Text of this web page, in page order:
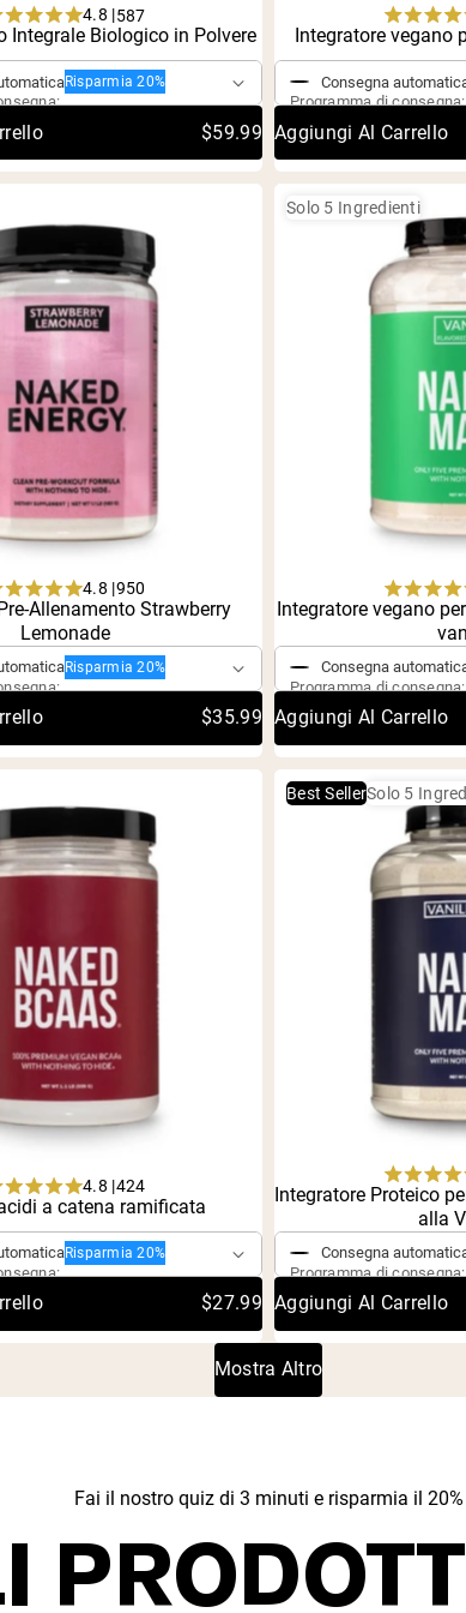
Rated
4.8
of
5
stars
4.8 |587
Integrale Biologico in Polvere
Risparmia 20%
$59.99
of
5
stars
Integratore vegano
Acquisto singolo
Consegna
Programma di consegna:
Aggiungi Al Carrello
Rated
4.8
out
of
5
4.8 |950
Allenamento Strawberry
Lemonade
Risparmia 20%
$35.99
Solo 5 Ingredienti
4.9
out
of
5
Integratore vegano
Acquisto singolo
Consegna
Programma di consegna:
Aggiungi Al Carrello
Rated
4.8
out
of
5
stars
4.8 |424
a catena ramificata
Risparmia 20%
$27.99
Best SellerSolo 5
4.9
out
of
5
Integratore Proteico
alla
Acquisto singolo
Consegna
Programma di consegna:
Aggiungi Al Carrello
Mostra Altro
Fai il nostro quiz di 3 minuti e risparmia il 20%
Country:
Acquista Ora